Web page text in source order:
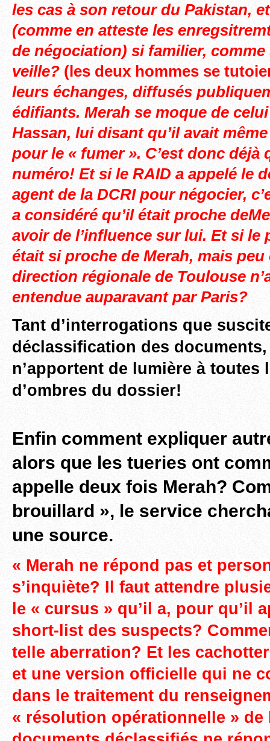
les cas à son retour du Pakistan,
(comme en atteste les
de négociation) si familier, comme
veille? (les deux hommes se
leurs échanges, diffusés
édifiants. Merah se moque de
Hassan, lui disant qu’il avait
pour le « fumer ». C’est donc déjà
numéro! Et si le RAID a appelé le
agent de la DCRI pour négocier,
a considéré qu’il était proche
avoir de l’influence sur lui. Et si le
était si proche de Merah, mais
direction régionale de Toulouse
entendue auparavant par Paris?
Tant d’interrogations que
déclassification des documents,
n’apportent de lumière à toutes
d’ombres du dossier!
Enfin comment expliquer
alors que les tueries ont
appelle deux fois Merah?
brouillard », le service
une source.
« Merah ne répond pas et
s’inquiète? Il faut attendre
le « cursus » qu’il a, pour qu’il
short-list des suspects?
telle aberration? Et les
et une version officielle qui ne
dans le traitement du
« résolution opérationnelle » de